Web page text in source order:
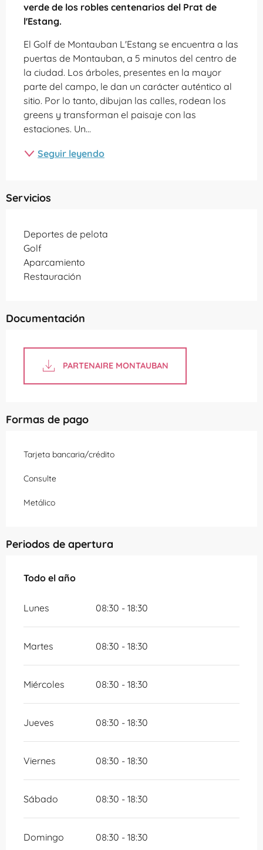
verde de los robles centenarios del Prat de
l'Estang.
El Golf de Montauban L'Estang se encuentra a las
puertas de Montauban, a 5 minutos del centro de
la ciudad. Los árboles, presentes en la mayor
parte del campo, le dan un carácter auténtico al
sitio. Por lo tanto, dibujan las calles, rodean los
greens y transforman el paisaje con las
estaciones. Un...
Seguir leyendo
Servicios
Deportes de pelota
Golf
Aparcamiento
Restauración
Documentación
PARTENAIRE MONTAUBAN
Formas de pago
Tarjeta bancaria/crédito
Consulte
Metálico
Periodos de apertura
Todo el año
Todo el año
Lunes 08:30 - 18:30
Martes 08:30 - 18:30
Miércoles 08:30 - 18:30
Jueves 08:30 - 18:30
Viernes 08:30 - 18:30
Sábado 08:30 - 18:30
Domingo 08:30 - 18:30